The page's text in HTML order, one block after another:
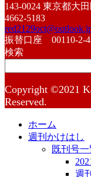
143-0024 東京都大
4662-5183
振替口座 00110-2-
検索
Copyright ©2021
Reserved.
ホーム
週刊かけはし
既刊号一
週